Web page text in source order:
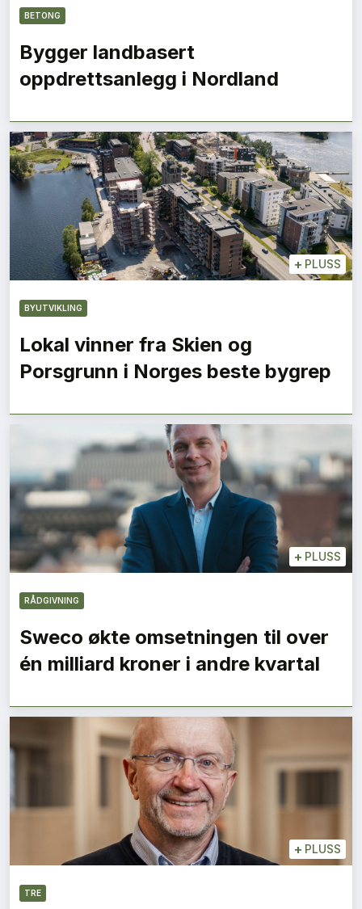
BETONG
Bygger landbasert
oppdrettsanlegg i Nordland
+ PLUSS
BYUTVIKLING
Lokal vinner fra Skien og
Porsgrunn i Norges beste bygrep
+ PLUSS
RÅDGIVNING
Sweco økte omsetningen til over
én milliard kroner i andre kvartal
+ PLUSS
TRE